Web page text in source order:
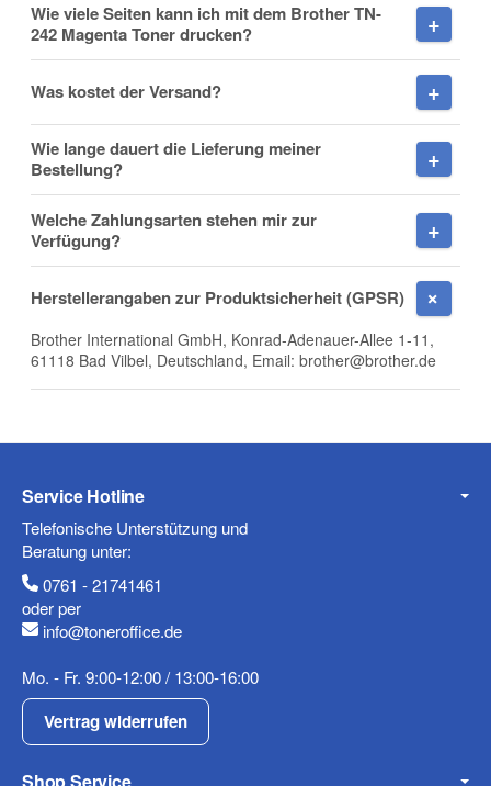
Nachname
Firma
Mobiltelefon
Wie viele Seiten kann ich mit dem Brother TN-
242 Magenta Toner drucken?
Was kostet der Versand?
Wie lange dauert die Lieferung meiner
Bestellung?
Welche Zahlungsarten stehen mir zur
Verfügung?
Herstellerangaben zur Produktsicherheit (GPSR)
Brother International GmbH, Konrad-Adenauer-Allee 1-11,
61118 Bad Vilbel, Deutschland, Email: brother@brother.de
Service Hotline
Telefonische Unterstützung und
Beratung unter:
0761 - 21741461
oder per
info@toneroffice.de
Mo. - Fr. 9:00-12:00 / 13:00-16:00
Vertrag widerrufen